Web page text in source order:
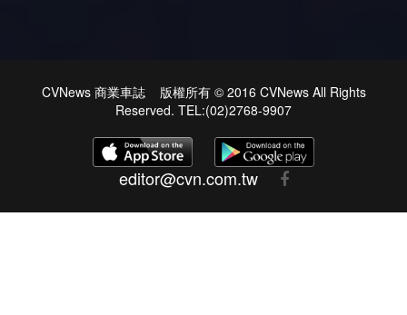
CVNews 商業車誌 版權所有 © 2016 CVNews All Rights
Reserved. TEL:(02)2768-9907
editor@cvn.com.tw